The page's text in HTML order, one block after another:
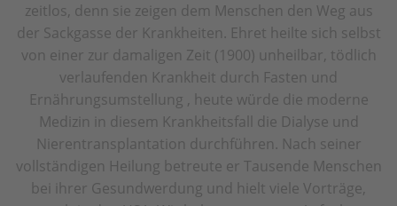
zeitlos, denn sie zeigen dem Menschen den Weg aus
der Sackgasse der Krankheiten. Ehret heilte sich selbst
von einer zur damaligen Zeit (1900) unheilbar, tödlich
verlaufenden Krankheit durch Fasten und
Ernährungsumstellung , heute würde die moderne
Medizin in diesem Krankheitsfall die Dialyse und
Nierentransplantation durchführen. Nach seiner
vollständigen Heilung betreute er Tausende Menschen
bei ihrer Gesundwerdung und hielt viele Vorträge,